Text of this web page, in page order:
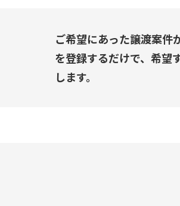
ご希望にあった譲渡案件
を登録するだけで、希望
します。